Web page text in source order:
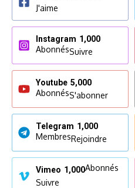
J'aime
Instagram 1,000
AbonnésSuivre
Youtube 5,000
AbonnésS'abonner
Telegram 1,000
MembresRejoindre
Vimeo 1,000Abonnés
Suivre